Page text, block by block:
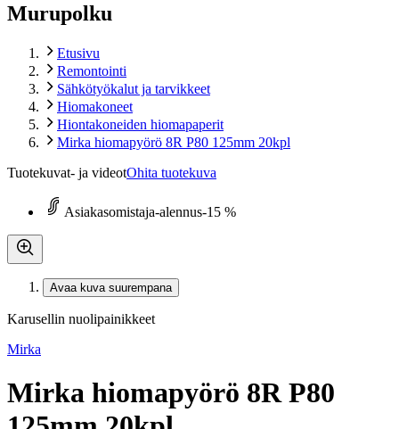
Murupolku
Etusivu
Remontointi
Sähkötyökalut ja tarvikkeet
Hiomakoneet
Hiontakoneiden hiomapaperit
Mirka hiomapyörö 8R P80 125mm 20kpl
Tuotekuvat- ja videotOhita tuotekuva
Asiakasomistaja-alennus-15 %
Avaa kuva suurempana
Karusellin nuolipainikkeet
Mirka
Mirka hiomapyörö 8R P80